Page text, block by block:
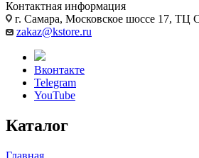
Контактная информация
г. Самара, Московское шоссе 17, ТЦ
zakaz@kstore.ru
Вконтакте
Telegram
YouTube
Каталог
Главная